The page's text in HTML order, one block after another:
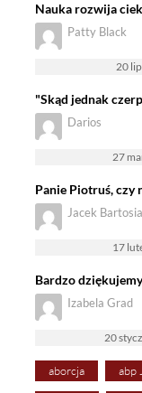
Nauka rozwija
Patty Black
20
"Skąd jednak
Darios
27
Panie Piotruś, czy
Jacek
17
Bardzo
Izabela Grad
20
aborcja abp